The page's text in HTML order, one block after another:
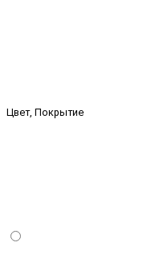
Цвет, Покрытие